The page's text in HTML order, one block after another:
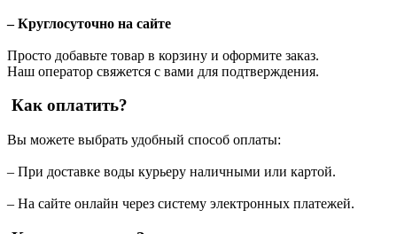
– Круглосуточно на сайте
Просто добавьте товар в корзину и оформите заказ.
Наш оператор свяжется с вами для подтверждения.
Как оплатить?
Вы можете выбрать удобный способ оплаты:
– При доставке воды курьеру наличными или картой.
– На сайте онлайн через систему электронных платежей.